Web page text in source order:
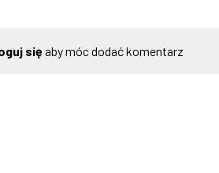
sięaby móc dodać komentarz